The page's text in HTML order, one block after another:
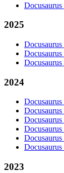
Docusaurus
2025
Docusaurus
Docusaurus
Docusaurus
2024
Docusaurus
Docusaurus
Docusaurus
Docusaurus
Docusaurus
Docusaurus
2023